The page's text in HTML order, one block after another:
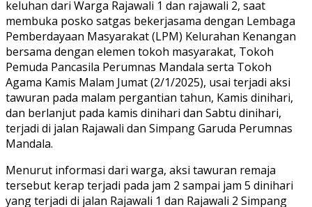
keluhan dari Warga Rajawali 1 dan rajawali 2, saat
membuka posko satgas bekerjasama dengan Lembaga
Pemberdayaan Masyarakat (LPM) Kelurahan Kenangan
bersama dengan elemen tokoh masyarakat, Tokoh
Pemuda Pancasila Perumnas Mandala serta Tokoh
Agama Kamis Malam Jumat (2/1/2025), usai terjadi aksi
tawuran pada malam pergantian tahun, Kamis dinihari,
dan berlanjut pada kamis dinihari dan Sabtu dinihari,
terjadi di jalan Rajawali dan Simpang Garuda Perumnas
Mandala.
Menurut informasi dari warga, aksi tawuran remaja
tersebut kerap terjadi pada jam 2 sampai jam 5 dinihari
yang terjadi di jalan Rajawali 1 dan Rajawali 2 Simpang